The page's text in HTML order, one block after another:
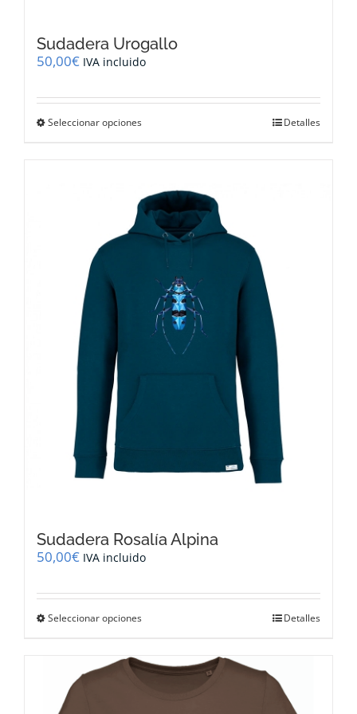
Sudadera Urogallo
50,00€ IVA incluido
Seleccionar opciones
variantes.
Las
opciones
se
elegir
en
página
de
producto
Detalles
Sudadera Rosalía Alpina
50,00€ IVA incluido
Seleccionar opciones
múltiples
Detalles